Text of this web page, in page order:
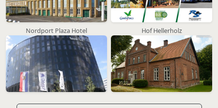
Nordport Plaza Hotel Hof Hellerholz